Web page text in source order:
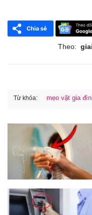
Theo:
Từ khóa: mẹo vặt gia